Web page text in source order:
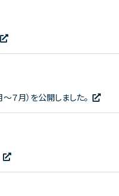
～７月）を公開しました。